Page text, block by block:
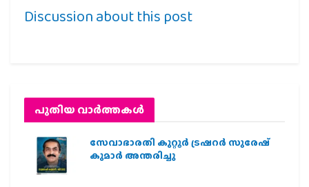
Discussion about this post
പുതിയ വാര്‍ത്തകള്‍
സേവാഭാരതി കുറ്റൂർ ട്രഷറർ സുരേഷ്
കുമാർ അന്തരിച്ചു